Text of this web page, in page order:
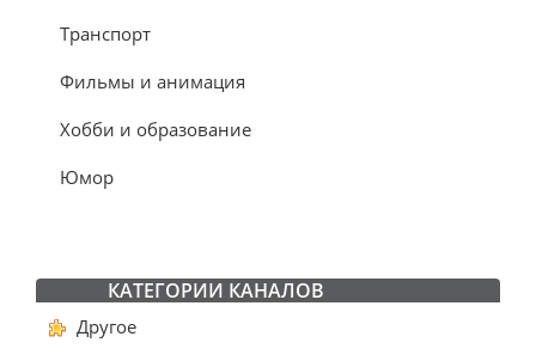
Транспорт
Фильмы и анимация
Хобби и образование
Юмор
КАТЕГОРИИ КАНАЛОВ
Другое